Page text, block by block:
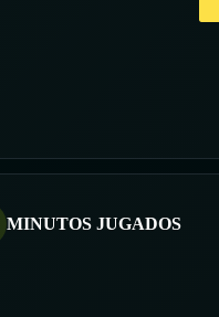
MINUTOS JUGADOS